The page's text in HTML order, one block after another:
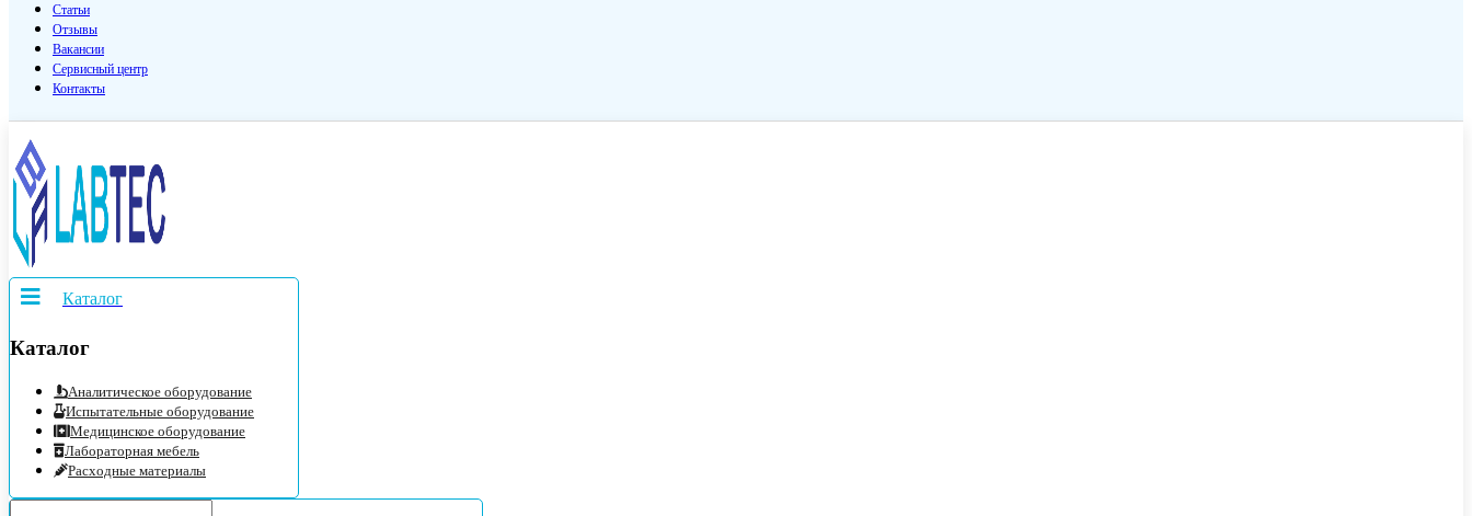
Статьи
Отзывы
Вакансии
Сервисный центр
Контакты
Каталог
Каталог
Аналитическое оборудование
Испытательные оборудование
Медицинское оборудование
Лабораторная мебель
Расходные материалы